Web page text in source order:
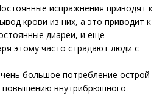
испражнения приводят к
крови из них, а это приводит к
диареи, и еще
этому часто страдают люди с
большое потребление острой
повышению внутрибрюшного